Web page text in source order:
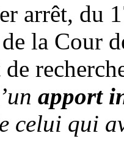
arrêt, du
la Cour
apport
celui qui